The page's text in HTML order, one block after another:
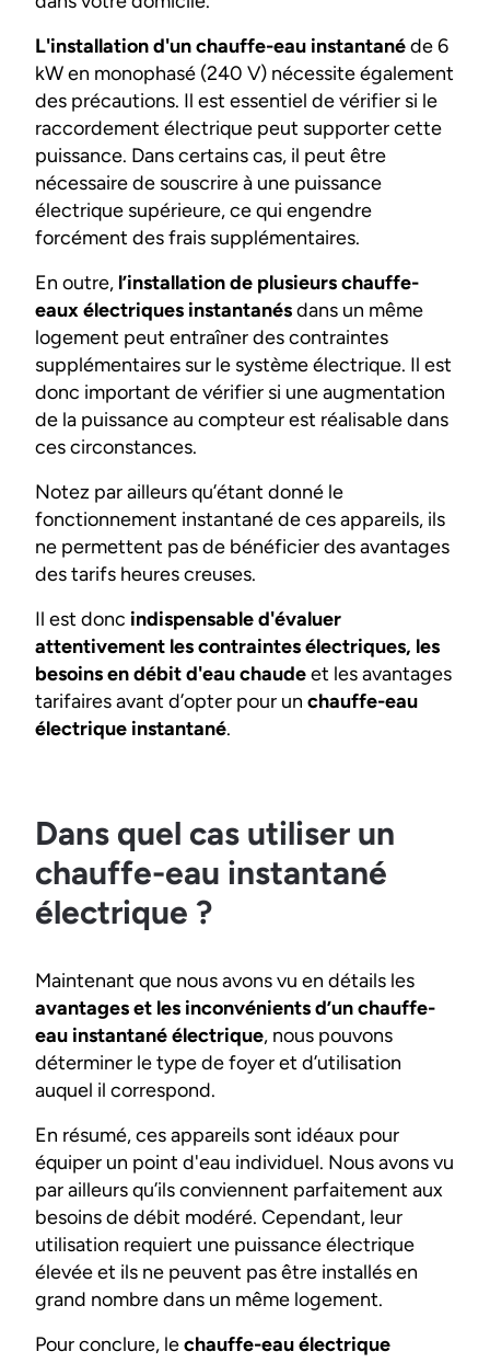
L'installation d'un chauffe-eau instantanéde 6
kW en monophasé (240 V) nécessite également
des précautions. Il est essentiel de vérifier si le
raccordement électrique peut supporter cette
puissance. Dans certains cas, il peut être
nécessaire de souscrire à une puissance
électrique supérieure, ce qui engendre
forcément des frais supplémentaires.
En outre, l’installation de plusieurs chauffe-
eaux électriques instantanésdans un même
logement peut entraîner des contraintes
supplémentaires sur le système électrique. Il est
donc important de vérifier si une augmentation
de la puissance au compteur est réalisable dans
ces circonstances.
Notez par ailleurs qu’étant donné le
fonctionnement instantané de ces appareils, ils
ne permettent pas de bénéficier des avantages
des tarifs heures creuses.
Il est donc indispensable d'évaluer
attentivement les contraintes électriques, les
besoins en débit d'eau chaudeet les avantages
tarifaires avant d’opter pour un chauffe-eau
électrique instantané.
Dans quel cas utiliser un
chauffe-eau instantané
électrique ?
Maintenant que nous avons vu en détails les
avantages et les inconvénients d’un chauffe-
eau instantané électrique, nous pouvons
déterminer le type de foyer et d’utilisation
auquel il correspond.
En résumé, ces appareils sont idéaux pour
équiper un point d'eau individuel. Nous avons vu
par ailleurs qu’ils conviennent parfaitement aux
besoins de débit modéré. Cependant, leur
utilisation requiert une puissance électrique
élevée et ils ne peuvent pas être installés en
grand nombre dans un même logement.
Pour conclure, lechauffe-eau électrique